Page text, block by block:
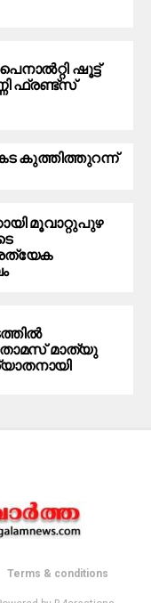
ഷൂട്ട്
ഫ്രണ്ട്സ്
കു​ത്തി​ത്തുറ​ന്ന്
മൂവാറ്റുപുഴ
തോമസ് മാത്യു
Terms & conditions